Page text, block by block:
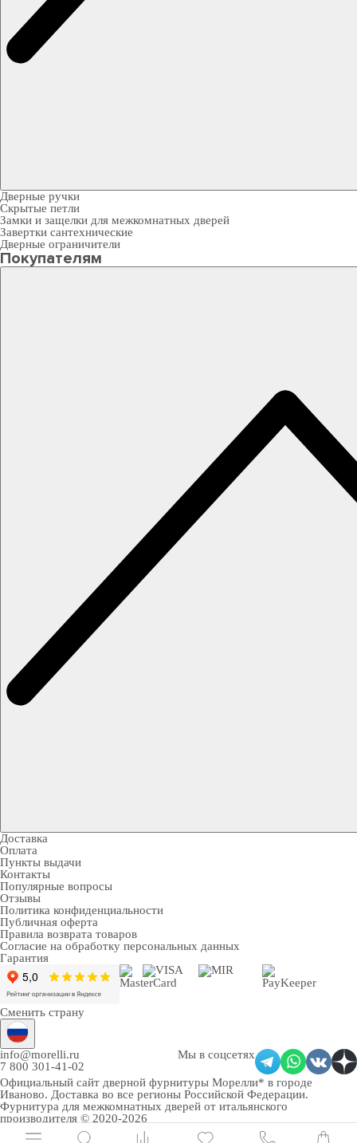
Дверные ручки
Скрытые петли
Замки и защелки для межкомнатных дверей
Завертки сантехнические
Дверные ограничители
Покупателям
Доставка
Оплата
Пункты выдачи
Контакты
Популярные вопросы
Отзывы
Политика конфиденциальности
Публичная оферта
Правила возврата товаров
Согласие на обработку персональных данных
Гарантия
Сменить страну
info@morelli.ru
7 800 301-41-02
Мы в соцсетях
Официальный сайт дверной фурнитуры Морелли* в городе
Иваново. Доставка во все регионы Российской Федерации.
Фурнитура для межкомнатных дверей от итальянского
производителя © 2020-2026